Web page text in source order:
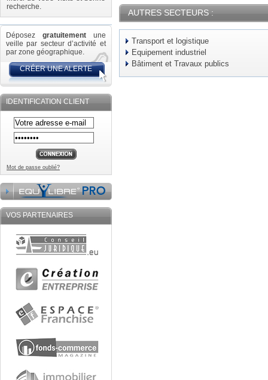
recherche.
Déposez gratuitement une
veille par secteur d’activité et
par zone géographique.
CRÉER UNE ALERTE
IDENTIFICATION CLIENT
Mot de passe oublié?
VOS PARTENAIRES
AUTRES SECTEURS :
Transport et logistique
Equipement industriel
Bâtiment et Travaux publics